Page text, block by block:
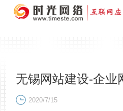
无锡网站建设-企业
2020/7/15